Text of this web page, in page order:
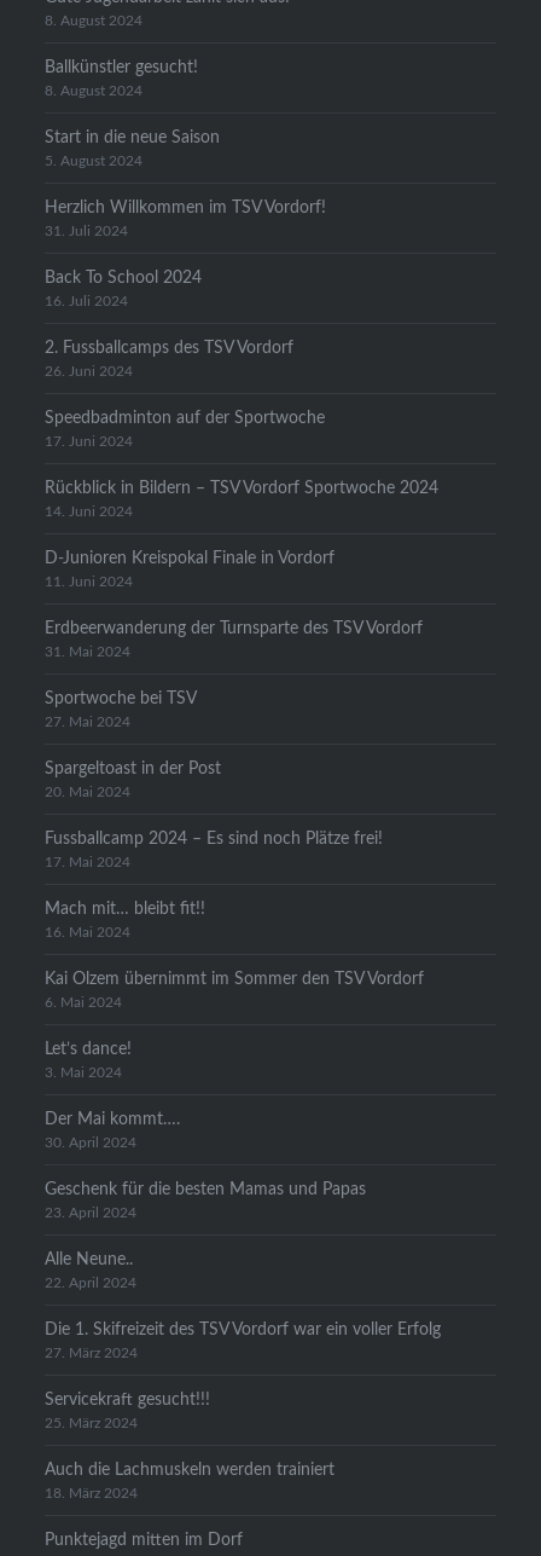
8. August 2024
Ballkünstler gesucht!
8. August 2024
Start in die neue Saison
5. August 2024
Herzlich Willkommen im TSV Vordorf!
31. Juli 2024
Back To School 2024
16. Juli 2024
2. Fussballcamps des TSV Vordorf
26. Juni 2024
Speedbadminton auf der Sportwoche
17. Juni 2024
Rückblick in Bildern – TSV Vordorf Sportwoche 2024
14. Juni 2024
D-Junioren Kreispokal Finale in Vordorf
11. Juni 2024
Erdbeerwanderung der Turnsparte des TSV Vordorf
31. Mai 2024
Sportwoche bei TSV
27. Mai 2024
Spargeltoast in der Post
20. Mai 2024
Fussballcamp 2024 – Es sind noch Plätze frei!
17. Mai 2024
Mach mit… bleibt fit!!
16. Mai 2024
Kai Olzem übernimmt im Sommer den TSV Vordorf
6. Mai 2024
Let’s dance!
3. Mai 2024
Der Mai kommt….
30. April 2024
Geschenk für die besten Mamas und Papas
23. April 2024
Alle Neune..
22. April 2024
Die 1. Skifreizeit des TSV Vordorf war ein voller Erfolg
27. März 2024
Servicekraft gesucht!!!
25. März 2024
Auch die Lachmuskeln werden trainiert
18. März 2024
Punktejagd mitten im Dorf